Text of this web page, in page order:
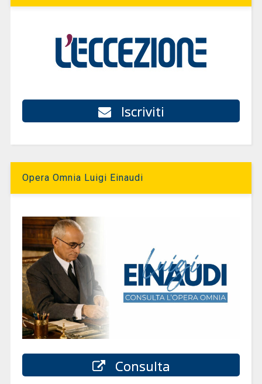
Iscriviti
Opera Omnia Luigi Einaudi
Consulta